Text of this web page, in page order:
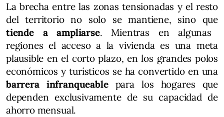
La brecha entre las zonas tensionadas y el resto
del territorio no solo se mantiene, sino que
tiende a ampliarse. Mientras en algunas
regiones el acceso a la vivienda es una meta
plausible en el corto plazo, en los grandes polos
económicos y turísticos se ha convertido en una
barrera infranqueablepara los hogares que
dependen exclusivamente de su capacidad de
ahorro mensual.